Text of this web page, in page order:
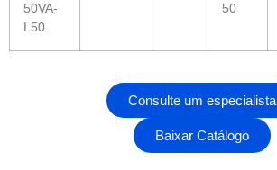
50VA-
L50
50
Consulte um especialista
Baixar Catálogo